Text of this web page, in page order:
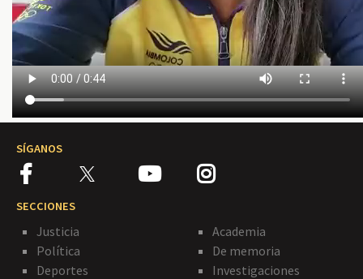
SÍGANOS
SECCIONES
Justicia
Política
Deportes
Academia
De memoria
Investigaciones